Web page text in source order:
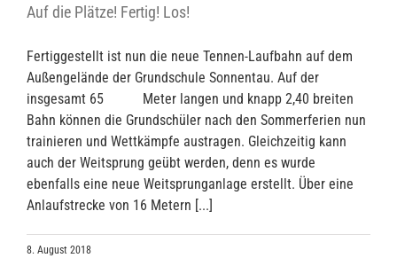
Auf die Plätze! Fertig! Los!
Fertiggestellt ist nun die neue Tennen-Laufbahn auf dem
Außengelände der Grundschule Sonnentau. Auf der
insgesamt 65 Meter langen und knapp 2,40 breiten
Bahn können die Grundschüler nach den Sommerferien nun
trainieren und Wettkämpfe austragen. Gleichzeitig kann
auch der Weitsprung geübt werden, denn es wurde
ebenfalls eine neue Weitsprunganlage erstellt. Über eine
Anlaufstrecke von 16 Metern [...]
8. August 2018